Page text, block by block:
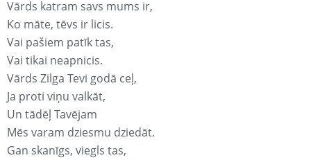
Vārds katram savs mums ir,
Ko māte, tēvs ir licis.
Vai pašiem patīk tas,
Vai tikai neapnicis.
Vārds Zilga Tevi godā ceļ,
Ja proti viņu valkāt,
Un tādēļ Tavējam
Mēs varam dziesmu dziedāt.
Gan skanīgs, viegls tas,